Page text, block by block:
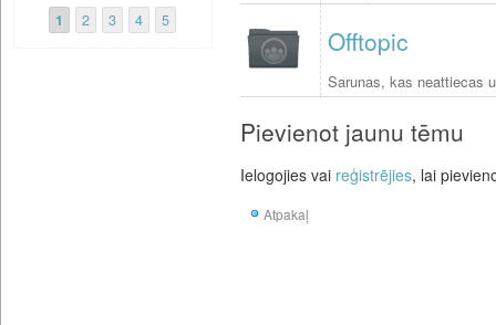
Offtopic
Sarunas, kas neattiecas
Pievienot jaunu tēmu
Ielogojies vai reģistrējies, lai
Atpakaļ
1 2 3 4 5